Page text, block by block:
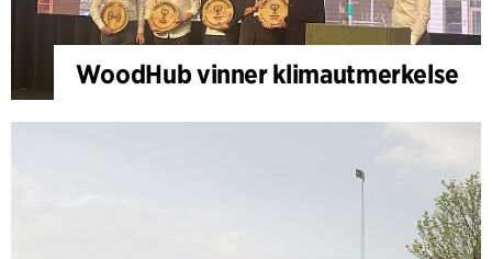
WoodHub vinner klimautmerkelse